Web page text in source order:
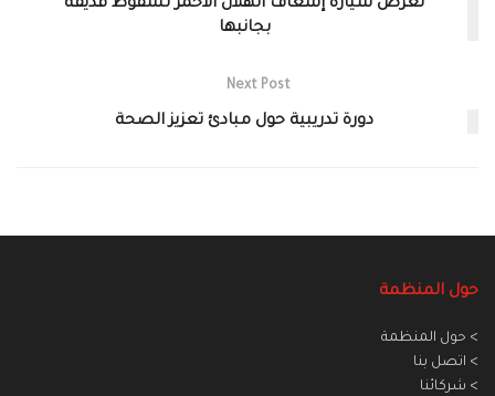
تعرض سيارة إسعاف الهلال الأحمر لسقوط قذيفة
بجانبها
Next Post
دورة تدريبية حول مبادئ تعزيز الصحة
حول المنظمة
> حول المنظمة
> اتصل بنا
> شركائنا